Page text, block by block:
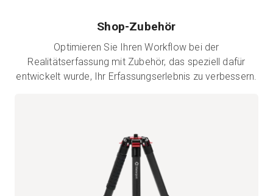
Shop-Zubehör
Optimieren Sie Ihren Workflow bei der
Realitätserfassung mit Zubehör, das speziell dafür
entwickelt wurde, Ihr Erfassungserlebnis zu verbessern.